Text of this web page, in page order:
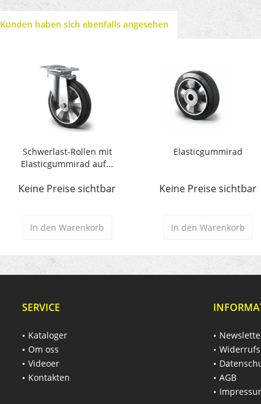
Kunden haben sich ebenfalls angesehen
Schwerlast-Rollen mit
Elasticgummirad auf...
Keine Preise sichtbar
In den Warenkorb
Elasticgummirad
Keine Preise sichtbar
In den Warenkorb
SERVICE
Kataloger
Om oss
Videoer
Kontakten
AGB